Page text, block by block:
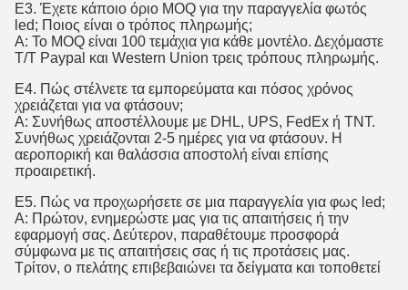
Ε3. Έχετε κάποιο όριο MOQ για την παραγγελία φωτός
led; Ποιος είναι ο τρόπος πληρωμής;
Α: Το MOQ είναι 100 τεμάχια για κάθε μοντέλο. Δεχόμαστε
T/T Paypal και Western Union τρεις τρόπους πληρωμής.
Ε4. Πώς στέλνετε τα εμπορεύματα και πόσος χρόνος
χρειάζεται για να φτάσουν;
Α: Συνήθως αποστέλλουμε με DHL, UPS, FedEx ή TNT.
Συνήθως χρειάζονται 2-5 ημέρες για να φτάσουν. Η
αεροπορική και θαλάσσια αποστολή είναι επίσης
προαιρετική.
Ε5. Πώς να προχωρήσετε σε μια παραγγελία για φως led;
Α: Πρώτον, ενημερώστε μας για τις απαιτήσεις ή την
εφαρμογή σας. Δεύτερον, παραθέτουμε προσφορά
σύμφωνα με τις απαιτήσεις σας ή τις προτάσεις μας.
Τρίτον, ο πελάτης επιβεβαιώνει τα δείγματα και τοποθετεί